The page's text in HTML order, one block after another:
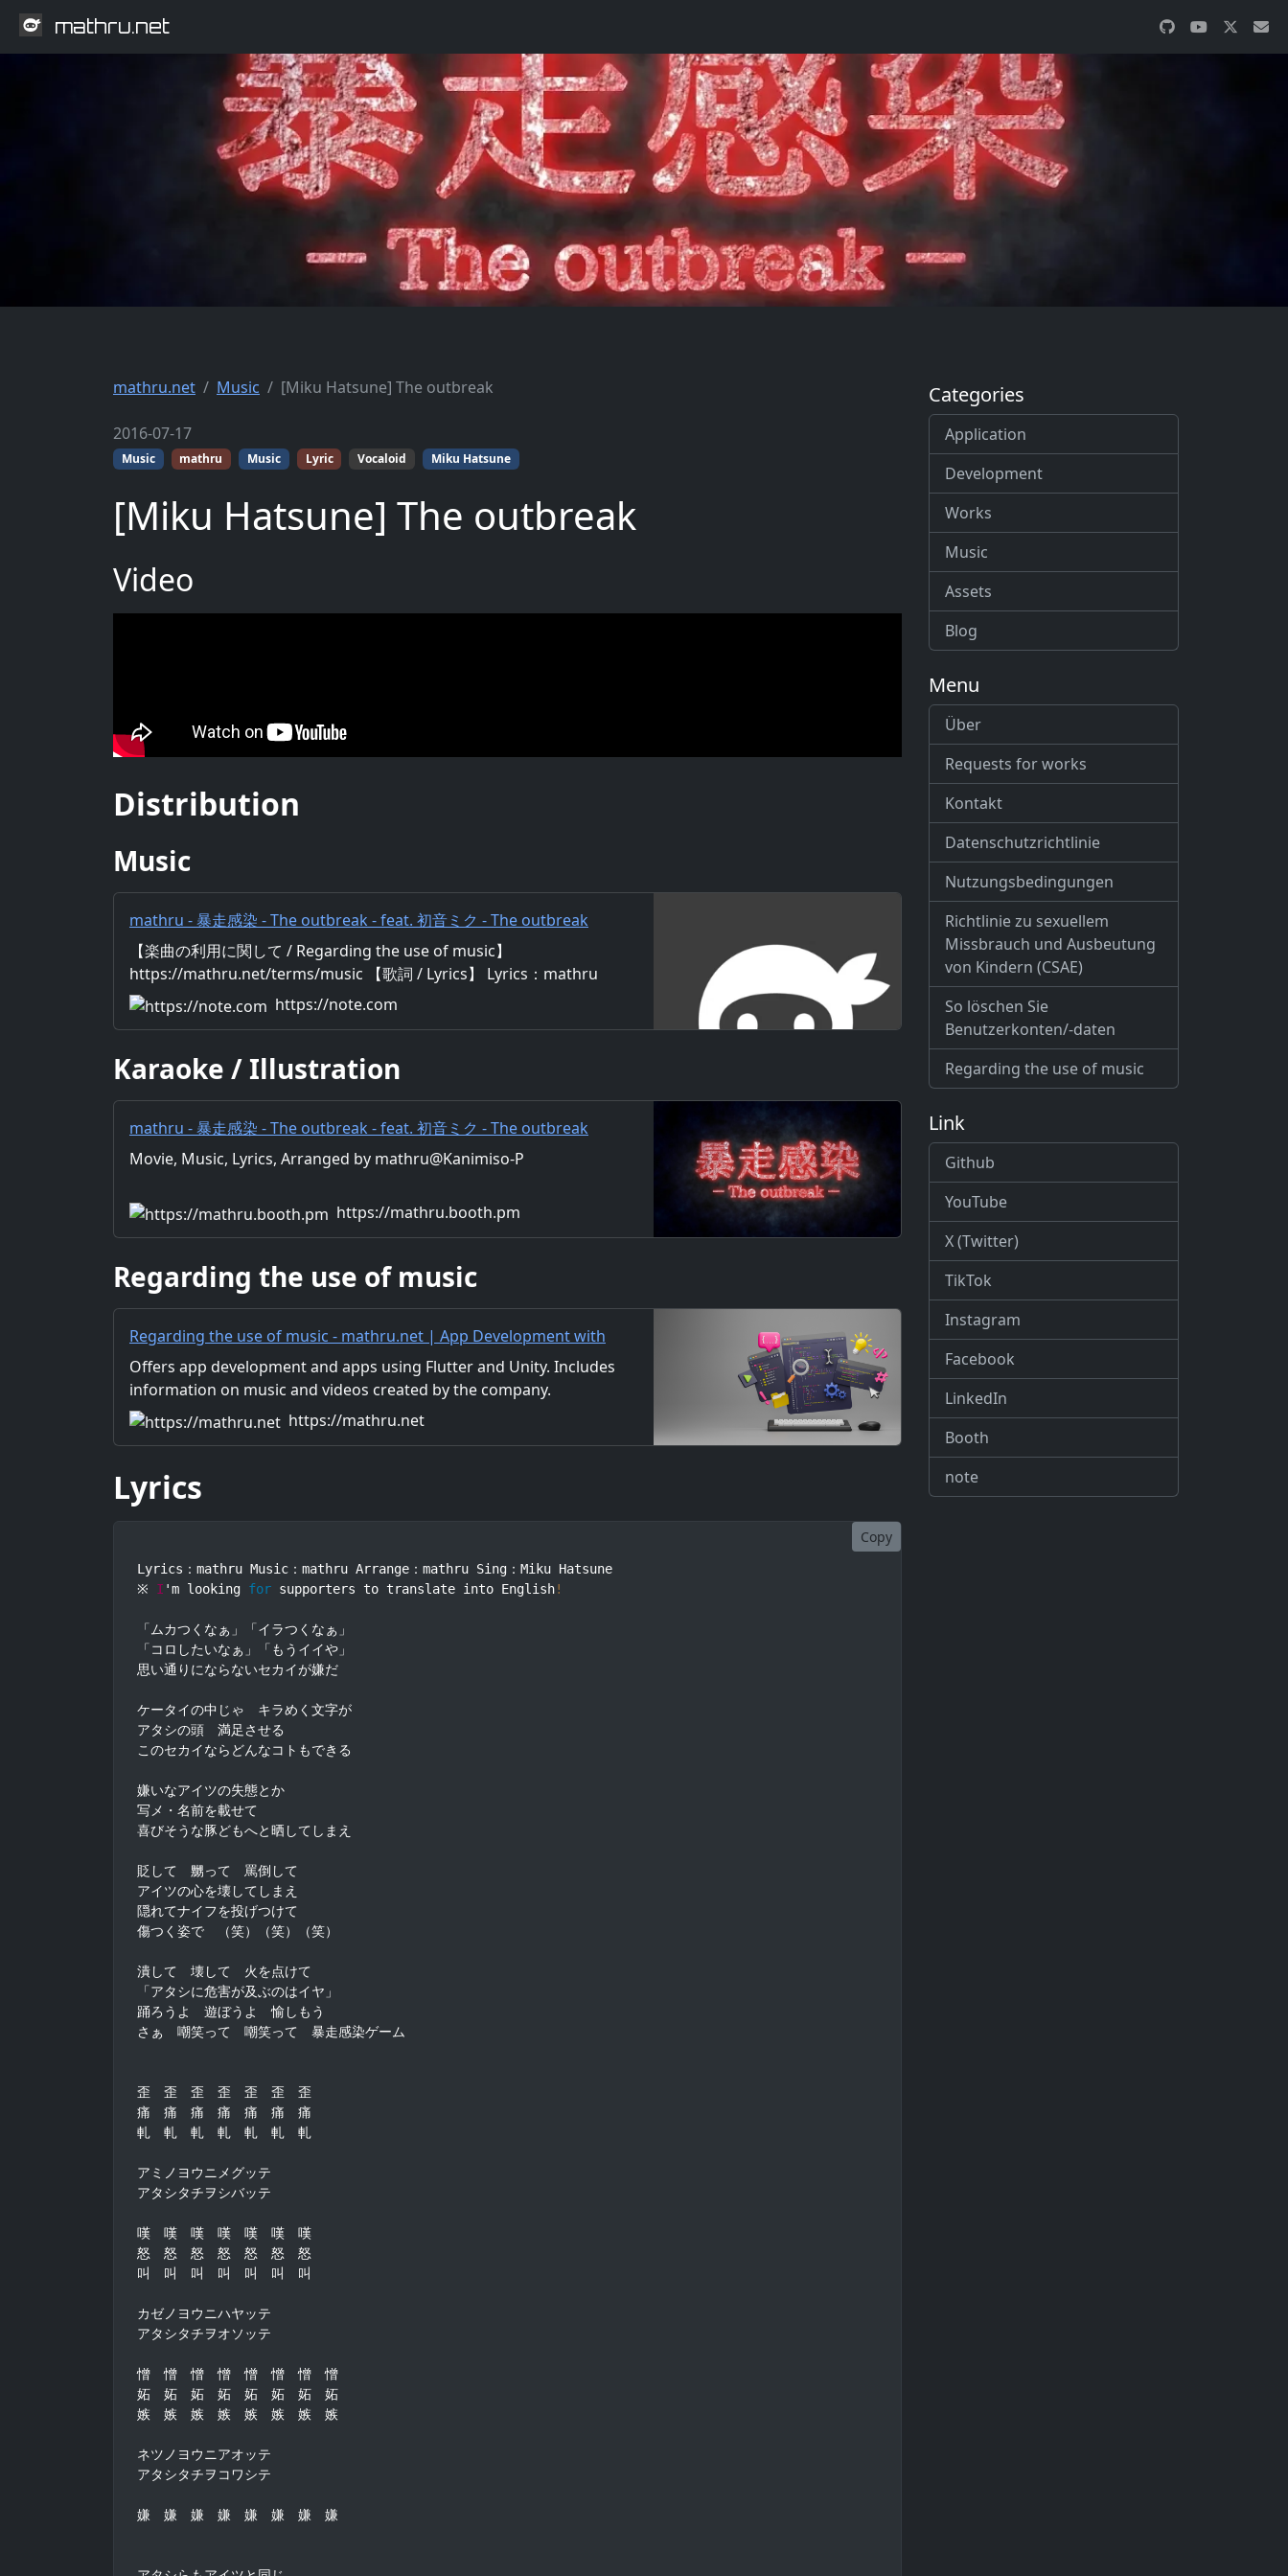
mathru.net
mathru.net Music [Miku Hatsune] The outbreak
2016-07-17
Music mathru Music Lyric Vocaloid Miku Hatsune
[Miku Hatsune] The outbreak
Video
Distribution
Music
mathru - 暴走感染 - The outbreak - feat. 初音ミク - The outbreak
feat. Miku Hatsune｜mathru
【楽曲の利用に関して / Regarding the use of music】
https://mathru.net/terms/music 【歌詞 / Lyrics】 Lyrics：mathru
Music：mathru Arrange：mathru Sing：Miku Hatsune 「ムカつく
なぁ」「イラつくなぁ」 「コロしたいなぁ」「もうイイや」 思い通り
頭 満足させる このセカイならどんなコトもできる 嫌いなアイツの失
https://note.com
Karaoke / Illustration
mathru - 暴走感染 - The outbreak - feat. 初音ミク - The outbreak
feat. Miku Hatsune - mathruねっと - BOOTH
Movie, Music, Lyrics, Arranged by mathru@Kanimiso-P
https://mathru.booth.pm
Regarding the use of music
Regarding the use of music - mathru.net | App Development with
Flutter, Unity/Music and Video Production/Material Distribution
Offers app development and apps using Flutter and Unity. Includes
information on music and videos created by the company.
Distribution of images and video materials. We also accept orders
for work.
https://mathru.net
Lyrics
Copy
Lyrics：mathru Music：mathru Arrange：mathru Sing：Miku Hatsune
※ I 'm looking for supporters to translate into English!
「ムカつくなぁ」「イラつくなぁ」
「コロしたいなぁ」「もうイイや」
思い通りにならないセカイが嫌だ
ケータイの中じゃ　キラめく文字が
アタシの頭　満足させる
このセカイならどんなコトもできる
嫌いなアイツの失態とか
写メ・名前を載せて
喜びそうな豚どもへと晒してしまえ
貶して　嬲って　罵倒して
アイツの心を壊してしまえ
隠れてナイフを投げつけて
傷つく姿で　（笑）（笑）（笑）
潰して　壊して　火を点けて
「アタシに危害が及ぶのはイヤ」
踊ろうよ　遊ぼうよ　愉しもう
さぁ　嘲笑って　嘲笑って　暴走感染ゲーム
歪　歪　歪　歪　歪　歪　歪
痛　痛　痛　痛　痛　痛　痛
軋　軋　軋　軋　軋　軋　軋
アミノヨウニメグッテ
アタシタチヲシバッテ
嘆　嘆　嘆　嘆　嘆　嘆　嘆
怒　怒　怒　怒　怒　怒　怒
叫　叫　叫　叫　叫　叫　叫
カゼノヨウニハヤッテ
アタシタチヲオソッテ
憎　憎　憎　憎　憎　憎　憎　憎
妬　妬　妬　妬　妬　妬　妬　妬
嫉　嫉　嫉　嫉　嫉　嫉　嫉　嫉
ネツノヨウニアオッテ
アタシタチヲコワシテ
嫌　嫌　嫌　嫌　嫌　嫌　嫌　嫌
Categories
Application
Development
Works
Music
Assets
Blog
Menu
Über
Requests for works
Kontakt
Datenschutzrichtlinie
Nutzungsbedingungen
Richtlinie zu sexuellem
Missbrauch und Ausbeutung
von Kindern (CSAE)
So löschen Sie
Benutzerkonten/-daten
Regarding the use of music
Link
Github
YouTube
X (Twitter)
TikTok
Instagram
Facebook
LinkedIn
Booth
note